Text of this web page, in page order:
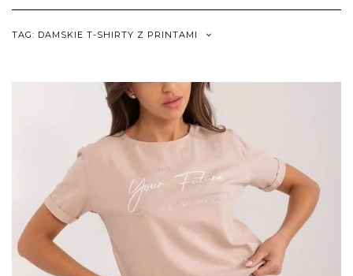
Navigation
TAG: DAMSKIE T-SHIRTY Z PRINTAMI